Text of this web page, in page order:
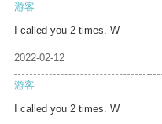
游客
I called you 2 times. W
2022-02-12
游客
I called you 2 times. W